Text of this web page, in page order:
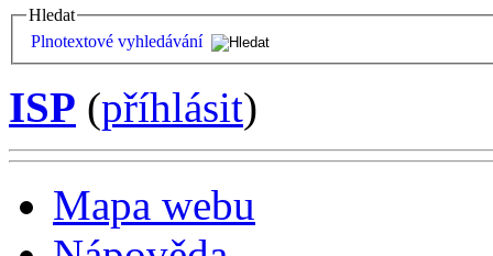
Hledat
Plnotextové vyhledávání
ISP (příhlásit)
Mapa webu